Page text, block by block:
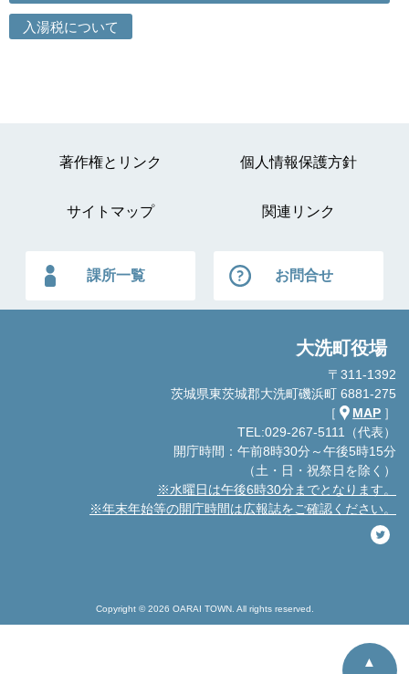
入湯税について
著作権とリンク 個人情報保護方針
サイトマップ 関連リンク
課所一覧 お問合せ
大洗町役場
〒311-1392
茨城県東茨城郡大洗町磯浜町 6881-275
［
MAP ］
TEL:029-267-5111（代表）
開庁時間：午前8時30分～午後5時15分
（土・日・祝祭日を除く）
※水曜日は午後6時30分までとなります。
※年末年始等の開庁時間は広報誌をご確認ください。
Copyright © 2026 OARAI TOWN. All rights reserved.